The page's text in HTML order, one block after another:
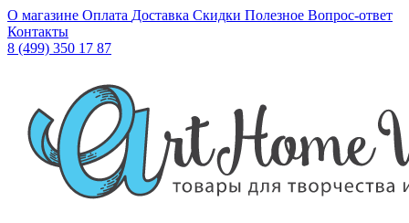
О магазине Оплата Доставка Скидки Полезное Вопрос-ответ
Контакты
8 (499) 350 17 87